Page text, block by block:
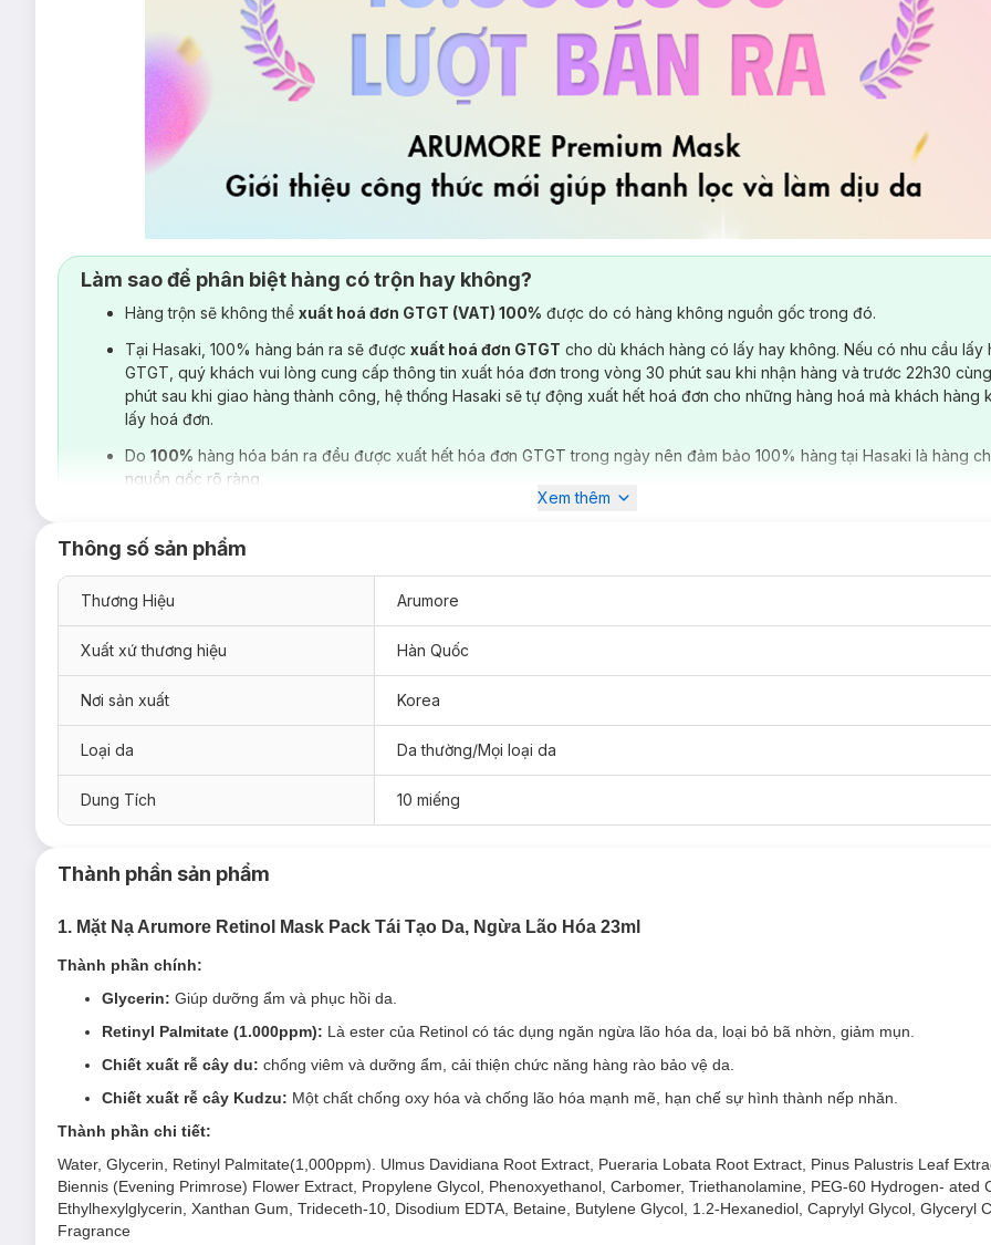
Mặt Nạ Arumore Retinol Tái Tạo Da, Ngừa Lão Hóa 23ml
Mặt Nạ Arumore Arbutin Dưỡng Sáng, Đều Màu Da 23ml
Mặt Nạ Arumore Hyaluronic Acid Dưỡng Ẩm Da 23ml
Làm sao để phân biệt hàng có trộn hay không?
Hàng trộn sẽ không thể xuất hoá đơn GTGT (VAT) 100% được do có hàng không nguồn gốc trong đó.
Tại Hasaki, 100% hàng bán ra sẽ được xuất hoá đơn GTGT cho dù khách hàng có lấy hay không. Nếu có nhu cầu lấy
GTGT, quý khách vui lòng cung cấp thông tin xuất hóa đơn trong vòng 30 phút sau khi nhận hàng và trước 22h30
phút sau khi giao hàng thành công, hệ thống Hasaki sẽ tự động xuất hết hoá đơn cho những hàng hoá mà khách hàng
lấy hoá đơn.
Do 100% hàng hóa bán ra đều được xuất hết hóa đơn GTGT trong ngày nên đảm bảo 100% hàng tại Hasaki là hàng
nguồn gốc rõ ràng.
Xem thêm
Thông số sản phẩm
Thương Hiệu Arumore
Xuất xứ thương hiệu Hàn Quốc
Nơi sản xuất Korea
Loại da Da thường/Mọi loại da
Dung Tích 10 miếng
Thành phần sản phẩm
1. Mặt Nạ Arumore Retinol Mask Pack Tái Tạo Da, Ngừa Lão Hóa 23ml
Thành phần chính:
Glycerin: Giúp dưỡng ẩm và phục hồi da.
Retinyl Palmitate (1.000ppm): Là ester của Retinol có tác dụng ngăn ngừa lão hóa da, loại bỏ bã nhờn, giảm mụn.
Chiết xuất rễ cây du: chống viêm và dưỡng ẩm, cải thiện chức năng hàng rào bảo vệ da.
Chiết xuất rễ cây Kudzu: Một chất chống oxy hóa và chống lão hóa mạnh mẽ, hạn chế sự hình thành nếp nhăn.
Thành phần chi tiết:
Water, Glycerin, Retinyl Palmitate(1,000ppm). Ulmus Davidiana Root Extract, Pueraria Lobata Root Extract, Pinus Palustris Leaf
Biennis (Evening Primrose) Flower Extract, Propylene Glycol, Phenoxyethanol, Carbomer, Triethanolamine, PEG-60 Hydrogen- ated
Ethylhexylglycerin, Xanthan Gum, Trideceth-10, Disodium EDTA, Betaine, Butylene Glycol, 1.2-Hexanediol, Caprylyl Glycol, Glyceryl
Fragrance